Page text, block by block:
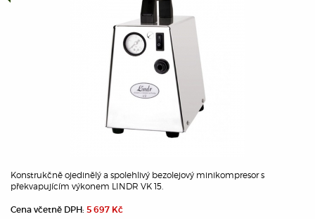
Konstrukčně ojedinělý a spolehlivý bezolejový minikompresor s
překvapujícím výkonem LINDR VK 15.
Cena včetně DPH: 5 697 Kč